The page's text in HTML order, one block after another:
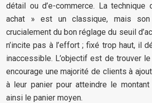
détail ou d’e-commerce. La technique
achat » est un classique, mais son
crucialement du bon réglage du seuil
n’incite pas à l’effort ; fixé trop haut, il
inaccessible. L’objectif est de trouver
encourage une majorité de clients à
à leur panier pour atteindre le montant
ainsi le panier moyen.